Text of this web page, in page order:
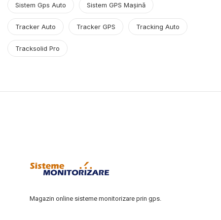
Sistem Gps Auto Sistem GPS Mașină
Tracker Auto Tracker GPS Tracking Auto
Tracksolid Pro
Magazin online sisteme monitorizare prin gps.